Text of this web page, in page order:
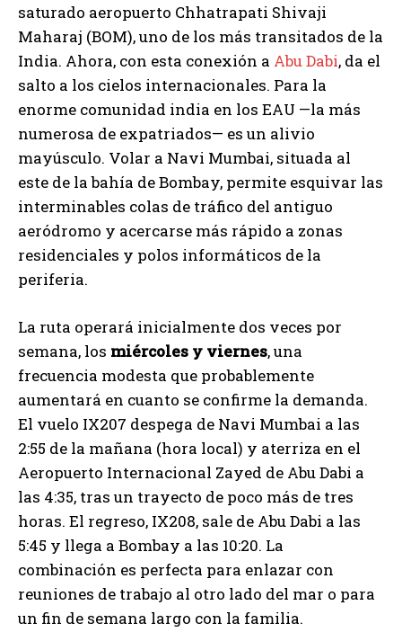
saturado aeropuerto Chhatrapati Shivaji
Maharaj (BOM), uno de los más transitados de la
India. Ahora, con esta conexión a Abu Dabi, da el
salto a los cielos internacionales. Para la
enorme comunidad india en los EAU —la más
numerosa de expatriados— es un alivio
mayúsculo. Volar a Navi Mumbai, situada al
este de la bahía de Bombay, permite esquivar las
interminables colas de tráfico del antiguo
aeródromo y acercarse más rápido a zonas
residenciales y polos informáticos de la
periferia.
La ruta operará inicialmente dos veces por
semana, los miércoles y viernes, una
frecuencia modesta que probablemente
aumentará en cuanto se confirme la demanda.
El vuelo IX207 despega de Navi Mumbai a las
2:55 de la mañana (hora local) y aterriza en el
Aeropuerto Internacional Zayed de Abu Dabi a
las 4:35, tras un trayecto de poco más de tres
horas. El regreso, IX208, sale de Abu Dabi a las
5:45 y llega a Bombay a las 10:20. La
combinación es perfecta para enlazar con
reuniones de trabajo al otro lado del mar o para
un fin de semana largo con la familia.